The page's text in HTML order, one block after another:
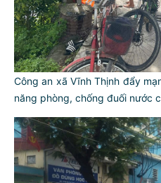
Công an xã Vĩnh Thịnh đẩy
năng phòng, chống đuối nước